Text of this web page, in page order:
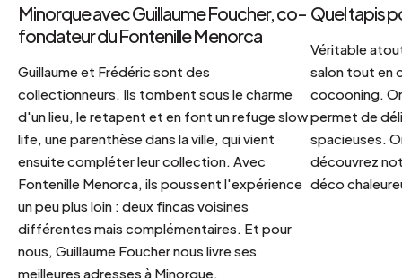
Minorque avec Guillaume Foucher, co-
fondateur du Fontenille Menorca
Guillaume et Frédéric sont des
collectionneurs. Ils tombent sous le charme
d'un lieu, le retapent et en font un refuge slow
life, une parenthèse dans la ville, qui vient
ensuite compléter leur collection. Avec
Fontenille Menorca, ils poussent l'expérience
un peu plus loin : deux fincas voisines
différentes mais complémentaires. Et pour
nous, Guillaume Foucher nous livre ses
meilleures adresses à Minorque.
Quel tapis
Véritable
salon tout en
cocooning.
permet de
spacieuses.
découvrez
déco